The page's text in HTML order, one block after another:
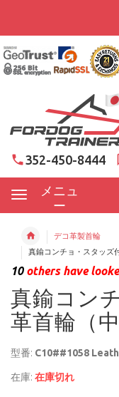
352-450-8444
メニュ
ー
デコ革製首輪
真鍮コンチョ・スタッズ
10others have
真鍮コン
革首輪（
型番: C10##1058
在庫: 在庫切れ